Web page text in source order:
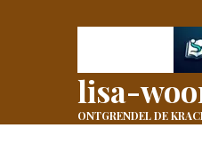
lisa-
ONTGRENDEL DE